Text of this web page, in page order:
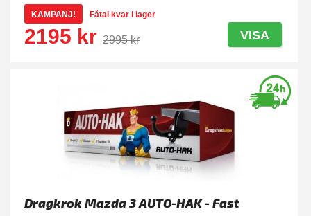
KAMPANJ! Fåtal kvar i lager
2195 kr 2995 kr VISA
Dragkrok Mazda 3 AUTO-HAK - Fast